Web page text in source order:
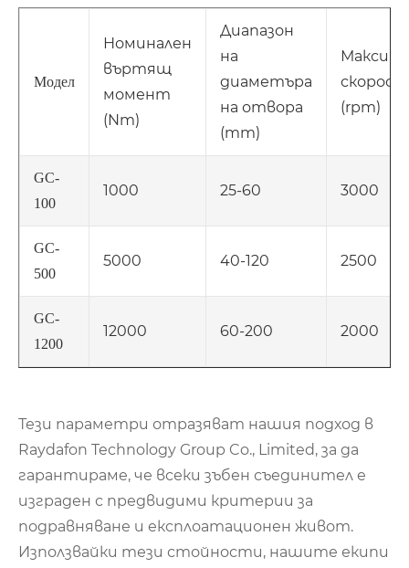
Модел
Номинален
въртящ
момент
(Nm)
Диапазон
на
диаметъра
на отвора
(mm)
скорост
(rpm)
GC-
100
1000 25-60 3000
GC-
500
5000 40-120 2500
GC-
1200
12000 60-200 2000
Тези параметри отразяват нашия подход в
Raydafon Technology Group Co., Limited, за да
гарантираме, че всеки зъбен съединител е
изграден с предвидими критерии за
подравняване и експлоатационен живот.
Използвайки тези стойности, нашите екипи